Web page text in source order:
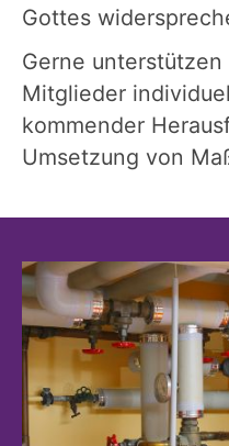
Gottes
Gerne
Mitglieder
kommender
Umsetzung von